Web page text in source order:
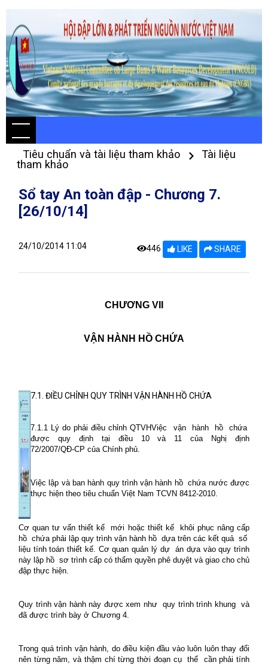
Tiêu chuẩn và tài liệu tham khảo
Tài liệu
tham khảo
Sổ tay An toàn đập - Chương 7.
[26/10/14]
24/10/2014 11:04 446 LIKE SHARE
CHƯƠNG VII
VẬN HÀNH HỒ CHỨA
7.1. ĐIỀU CHỈNH QUY TRÌNH VẬN HÀNH HỒ CHỨA
7.1.1 Lý do phải điều chỉnh QTVHViệc vận hành hồ
chứa
được
quy định tại điều 10 và 11 của Nghị
định
72/2007/QĐ-CP của Chính phủ.
Việc lập và ban hành quy trình vận hành hồ chứa nước được
thực hiện theo tiêu chuẩn Việt Nam TCVN 8412-2010.
Cơ quan tư vấn thiết kế mới hoặc thiết kế
khôi phục nâng cấp
hồ chứa phải lập quy trình vận hành hồ dựa trên các kết quả số
liệu tính toán thiết kế. Cơ quan quản lý dự
án dựa vào quy trình
này lập hồ sơ trình cấp có thẩm quyền phê duyệt và giao cho chủ
đập thực hiện.
Quy trình vận hành này được xem như quy trình trình khung
và
đã được trình bày ở Chương 4.
Trong quá trình vận hành, do điều kiện đầu vào luôn luôn thay đổi
nên từng năm, và thậm chí từng thời đoạn cụ
thể
cần phải tính